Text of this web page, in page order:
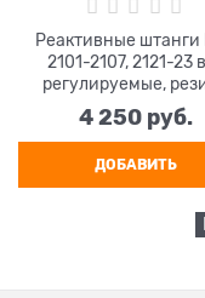
Реактивные штанги
2101-2107, 2121-23
регулируемые,
4 250 руб.
ДОБАВИТЬ